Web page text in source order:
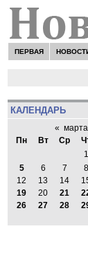
ПЕРВАЯ
КАЛЕНДАРЬ
«
Пн
Вт Ср
1
5
6 7 8
12
13 14
19
20 21
26
27 28